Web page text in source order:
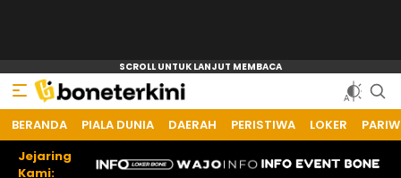
Bone Terkini
Referensi Informasi Terkini
BERANDA PIALA DUNIA DAERAH PERISTIWA LOKER
Jejaring
Kami: